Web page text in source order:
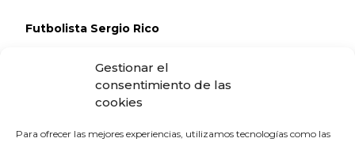
Gestionar el
consentimiento de las
cookies
Para ofrecer las mejores experiencias, utilizamos tecnologías como las
Futbolista Sergio Rico
Completa la campaña el futbolista Sergio Rico, que en
2023 sufrió un grave accidente ecuestre que le
provocó un traumatismo craneoencefálico severo y le
Su evolución y posterior recuperación evidencian la